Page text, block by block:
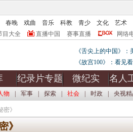
春晚 戏曲 音乐 科教 青少 文化
艺术
目大全 直播中国 赛事直播 网络
《舌尖上的中国》
《故宫100》：看见
纪录片专题 微纪实 名人
物 军事 探索 社会 时政 央视
密》
》